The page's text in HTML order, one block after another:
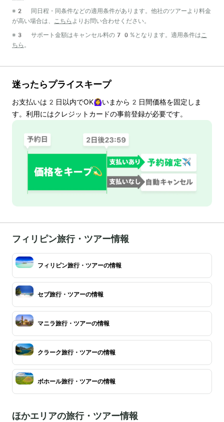
※2 同日程・同条件などの適用条件があります。他社のツアーより料金
が高い場合は、 こちら よりお問い合わせください。
※3 サポート金額はキャンセル料の70%となります。適用条件はこ
ちら 。
迷ったらプライスキープ
お支払いは 2 日以内でOK🙆‍♀️いまから 2 日間価格を固定しま
す。利用にはクレジットカードの事前登録が必要です。
フィリピン旅行・ツアー情報
フィリピン旅行・ツアーの情報
セブ旅行・ツアーの情報
マニラ旅行・ツアーの情報
クラーク旅行・ツアーの情報
ボホール旅行・ツアーの情報
ほかエリアの旅行・ツアー情報